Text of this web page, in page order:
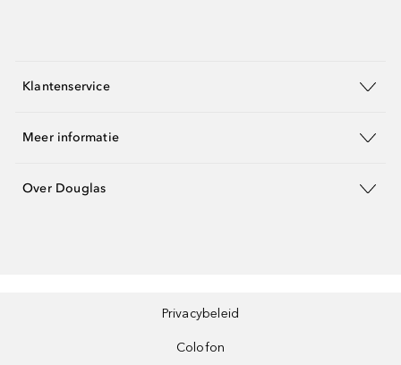
Klantenservice
Meer informatie
Over Douglas
Privacybeleid
Colofon